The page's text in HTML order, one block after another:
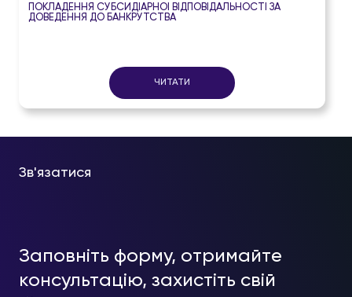
ПОКЛАДЕННЯ СУБСИДІАРНОЇ ВІДПОВІДАЛЬНОСТІ ЗА
ДОВЕДЕННЯ ДО БАНКРУТСТВА
ЧИТАТИ
Зв'язатися
Заповніть форму, отримайте
консультацію, захистіть свій